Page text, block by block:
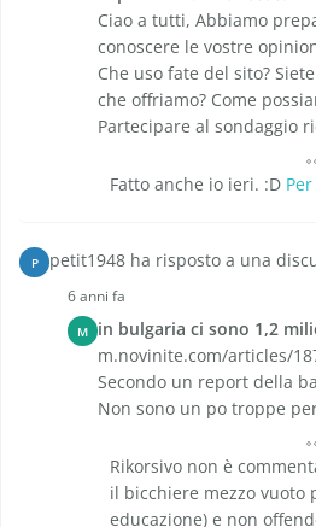
Ciao a tutti, Abbiamo
conoscere le vostre
Che uso fate del sito?
che offriamo? Come
Partecipare al sondaggio
Fatto anche io ieri. :D
P petit1948 ha risposto a una
6 anni fa
M in bulgaria ci sono 1,2
m.novinite.com/articles/
Secondo un report della
Non sono un po troppe
Rikorsivo non è
il bicchiere mezzo vuoto
educazione) e non